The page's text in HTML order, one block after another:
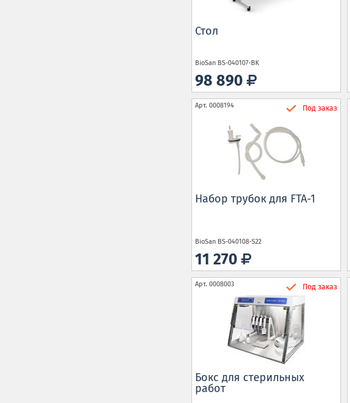
Стол
BioSan BS-040107-BK
98 890
Арт. 0008194 Под заказ
Набор трубок для FTA-1
BioSan BS-040108-S22
11 270
Арт. 0008003 Под заказ
Бокс для стерильных
работ